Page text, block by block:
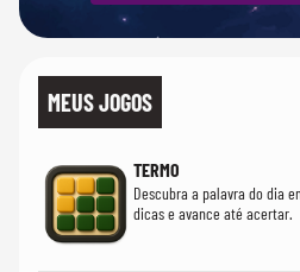
MEUS JOGOS
TERMO
Descubra a palavra do dia
dicas e avance até acertar.